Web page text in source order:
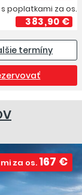
s poplatkami za os.
383,90 €
termíny
za os. 167 €